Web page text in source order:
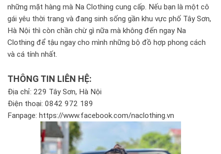
những mặt hàng mà Na Clothing cung cấp. Nếu bạn là một cô
gái yêu thời trang và đang sinh sống gần khu vực phố Tây Sơn,
Hà Nội thì còn chần chừ gì nữa mà không đến ngay Na
Clothing để tậu ngay cho mình những bộ đồ hợp phong cách
và cá tính nhất.
THÔNG TIN LIÊN HỆ:
Địa chỉ: 229 Tây Sơn, Hà Nội
Điện thoại: 0842 972 189
Fanpage: https://www.facebook.com/naclothing.vn